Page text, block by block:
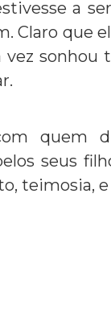
a
Claro que
sonhou
quem
seus
teimosia,